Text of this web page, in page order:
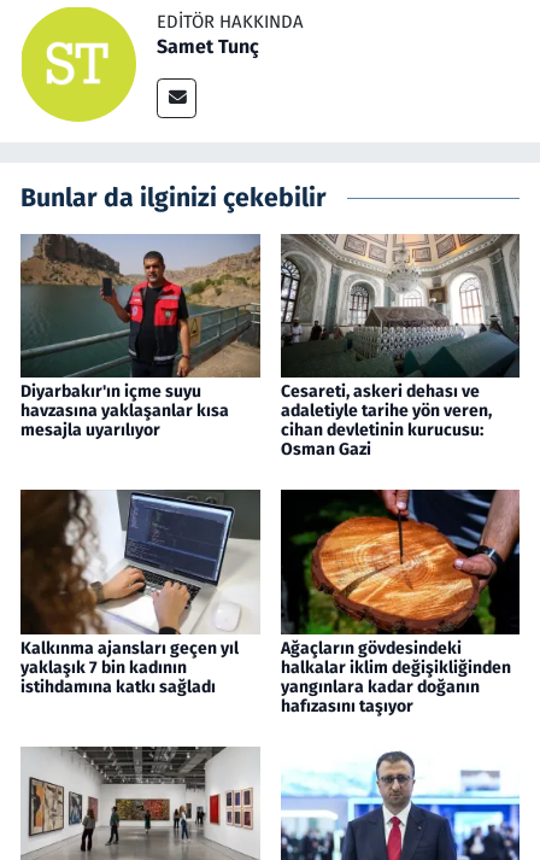
EDITÖR HAKKINDA
Samet Tunç
Bunlar da ilginizi çekebilir
Diyarbakır'ın içme suyu
havzasına yaklaşanlar kısa
mesajla uyarılıyor
Cesareti, askeri dehası ve
adaletiyle tarihe yön veren,
cihan devletinin kurucusu:
Osman Gazi
Kalkınma ajansları geçen yıl
yaklaşık 7 bin kadının
istihdamına katkı sağladı
Ağaçların gövdesindeki
halkalar iklim değişikliğinden
yangınlara kadar doğanın
hafızasını taşıyor